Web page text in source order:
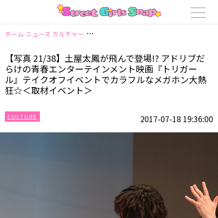
ホーム ニュース カルチャー 【写真 21/38】土屋太鳳が飛んで登場!? アド
【写真 21/38】土屋太鳳が飛んで登場!? アドリブだ
らけの青春エンターテインメント映画『トリガー
ル』テイクオフイベントでカラフルなメガホン大熱
狂☆＜取材イベント＞
CULTURE 2017-07-18 19:36:00